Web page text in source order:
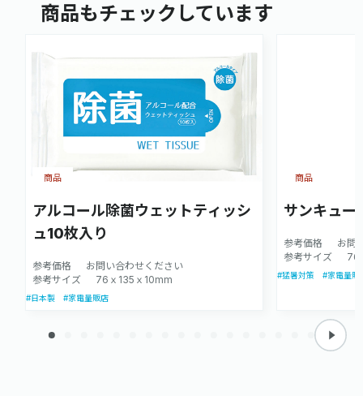
商品もチェックしています
アルコール除菌ウェットティッシ
ュ10枚入り
参考価格
お問い合わせください
参考サイズ
76ｘ135ｘ10mm
商品
#日本製 #家電量販店
サンキュー
参考価格
お問
参考サイズ
76
商品
#猛暑対策 #家電量販